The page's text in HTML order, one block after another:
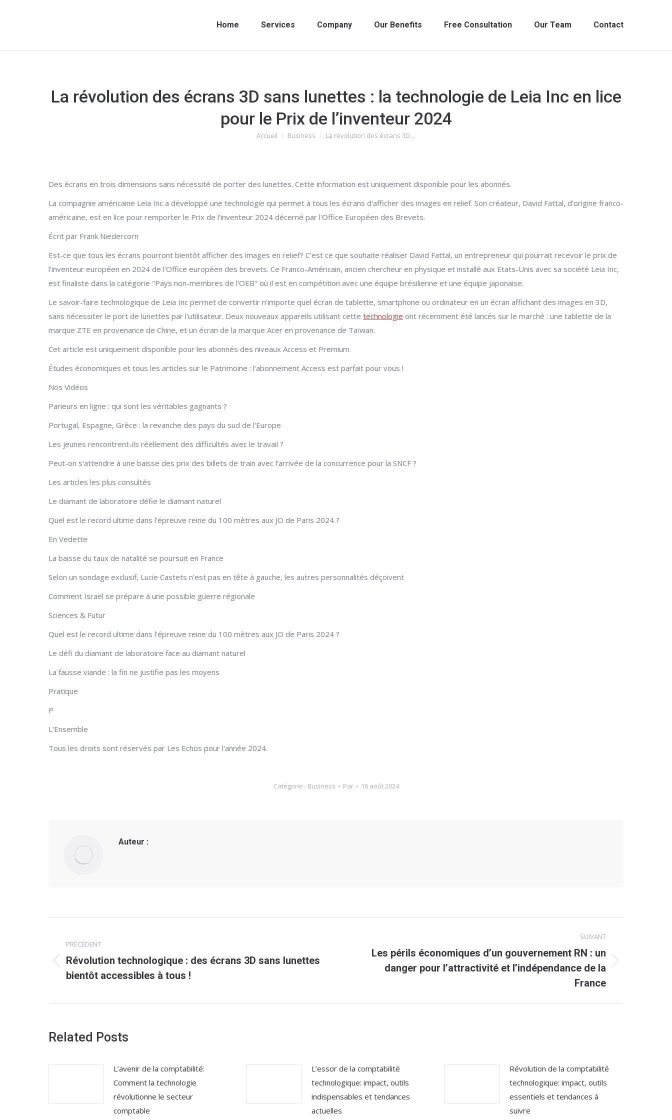
Home Services Company Our Benefits Free Consultation Our Team Contact
La révolution des écrans 3D sans lunettes : la technologie de Leia Inc en lice
pour le Prix de l’inventeur 2024
Vous êtes ici :
Accueil Business La révolution des écrans 3D…
Des écrans en trois dimensions sans nécessité de porter des lunettes. Cette information est uniquement disponible pour les abonnés.
La compagnie américaine Leia Inc a développé une technologie qui permet à tous les écrans d'afficher des images en relief. Son créateur, David Fattal, d'origine franco-
américaine, est en lice pour remporter le Prix de l'inventeur 2024 décerné par l'Office Européen des Brevets.
Écrit par Frank Niedercorn
Est-ce que tous les écrans pourront bientôt afficher des images en relief? C'est ce que souhaite réaliser David Fattal, un entrepreneur qui pourrait recevoir le prix de
l'inventeur européen en 2024 de l'Office européen des brevets. Ce Franco-Américain, ancien chercheur en physique et installé aux Etats-Unis avec sa société Leia Inc,
est finaliste dans la catégorie "Pays non-membres de l'OEB" où il est en compétition avec une équipe brésilienne et une équipe japonaise.
Le savoir-faire technologique de Leia Inc permet de convertir n'importe quel écran de tablette, smartphone ou ordinateur en un écran affichant des images en 3D,
sans nécessiter le port de lunettes par l'utilisateur. Deux nouveaux appareils utilisant cette technologie ont récemment été lancés sur le marché : une tablette de la
marque ZTE en provenance de Chine, et un écran de la marque Acer en provenance de Taïwan.
Cet article est uniquement disponible pour les abonnés des niveaux Access et Premium.
Études économiques et tous les articles sur le Patrimoine : l'abonnement Access est parfait pour vous !
Nos Vidéos
Parieurs en ligne : qui sont les véritables gagnants ?
Portugal, Espagne, Grèce : la revanche des pays du sud de l'Europe
Les jeunes rencontrent-ils réellement des difficultés avec le travail ?
Peut-on s'attendre à une baisse des prix des billets de train avec l'arrivée de la concurrence pour la SNCF ?
Les articles les plus consultés
Le diamant de laboratoire défie le diamant naturel
Quel est le record ultime dans l'épreuve reine du 100 mètres aux JO de Paris 2024 ?
En Vedette
La baisse du taux de natalité se poursuit en France
Selon un sondage exclusif, Lucie Castets n'est pas en tête à gauche, les autres personnalités déçoivent
Comment Israël se prépare à une possible guerre régionale
Sciences & Futur
Quel est le record ultime dans l'épreuve reine du 100 mètres aux JO de Paris 2024 ?
Le défi du diamant de laboratoire face au diamant naturel
La fausse viande : la fin ne justifie pas les moyens
Pratique
P
L'Ensemble
Tous les droits sont réservés par Les Echos pour l'année 2024.
Catégorie : Business Par 16 août 2024
Auteur :
article
PRÉCÉDENT
Article
précédent
Révolution technologique : des écrans 3D sans lunettes
bientôt accessibles à tous !
SUIVANT
Les périls économiques d’un gouvernement RN : un
danger pour l’attractivité et l’indépendance de la
France
Related Posts
L’avenir de la comptabilité:
Comment la technologie
révolutionne le secteur
comptable
L’essor de la comptabilité
technologique: impact, outils
indispensables et tendances
actuelles
Révolution de la comptabilité
technologique: impact, outils
essentiels et tendances à
suivre